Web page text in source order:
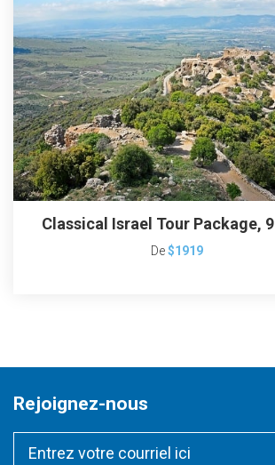
Classical Israel Tour Package,
De$1919
Rejoignez-nous